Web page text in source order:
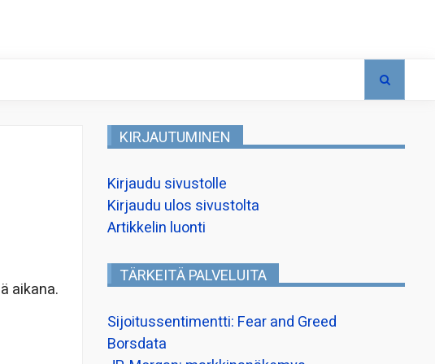
aikana.
KIRJAUTUMINEN
Kirjaudu sivustolle
Kirjaudu ulos sivustolta
Artikkelin luonti
TÄRKEITÄ PALVELUITA
Sijoitussentimentti: Fear and Greed
Borsdata